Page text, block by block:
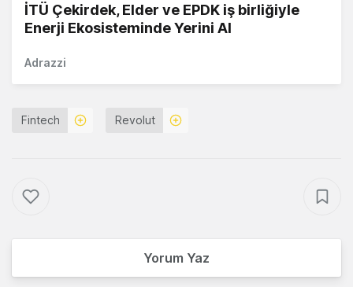
İTÜ Çekirdek, Elder ve EPDK iş birliğiyle
Enerji Ekosisteminde Yerini Al
Adrazzi
Fintech Revolut
Yorum Yaz